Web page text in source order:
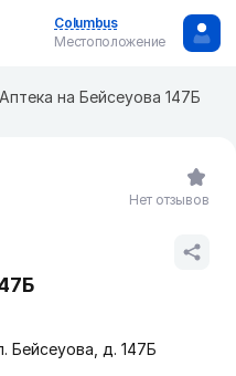
Columbus
Местоположение
Аптека на Бейсеуова 147Б
Бейсеуова, д. 147Б
Нет отзывов